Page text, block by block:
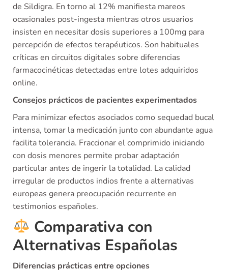
de Sildigra. En torno al 12% manifiesta mareos
ocasionales post-ingesta mientras otros usuarios
insisten en necesitar dosis superiores a 100mg para
percepción de efectos terapéuticos. Son habituales
críticas en circuitos digitales sobre diferencias
farmacocinéticas detectadas entre lotes adquiridos
online.
Consejos prácticos de pacientes experimentados
Para minimizar efectos asociados como sequedad bucal
intensa, tomar la medicación junto con abundante agua
facilita tolerancia. Fraccionar el comprimido iniciando
con dosis menores permite probar adaptación
particular antes de ingerir la totalidad. La calidad
irregular de productos indios frente a alternativas
europeas genera preocupación recurrente en
testimonios españoles.
Comparativa con
Alternativas Españolas
Diferencias prácticas entre opciones